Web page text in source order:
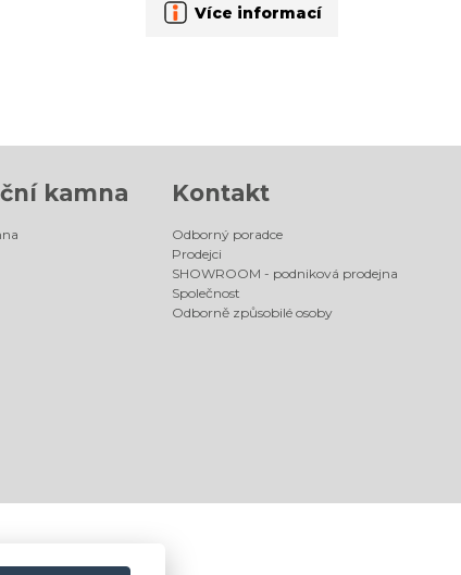
Více informací
kamna Kontakt
Odborný poradce
Prodejci
SHOWROOM - podniková prodejna
Společnost
Odborně způsobilé osoby